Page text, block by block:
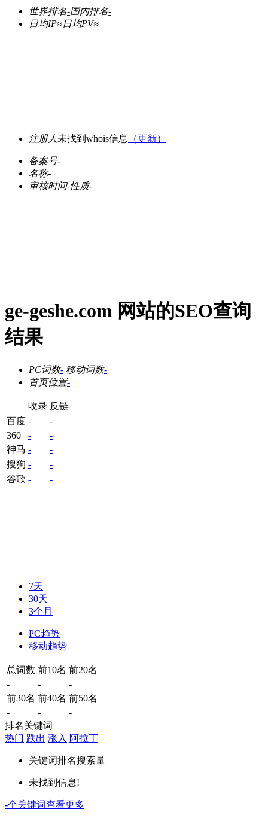
世界排名-国内排名-
日均IP≈日均PV≈
注册人 未找到whois信息 （更新）
备案号-
名称-
审核时间-性质-
ge-geshe.com 网站的SEO查询
结果
PC词数- 移动词数-
首页位置-
收录 反链
百度 -
-
360
-
-
神马 -
-
搜狗 -
-
谷歌 - -
7天
30天
3个月
PC趋势
移动趋势
总词数 前10名 前20名
-
-
-
前30名 前40名 前50名
-
-
-
排名关键词
热门 跌出 涨入 阿拉丁
关键词排名搜索量
未找到信息!
-个关键词查看更多